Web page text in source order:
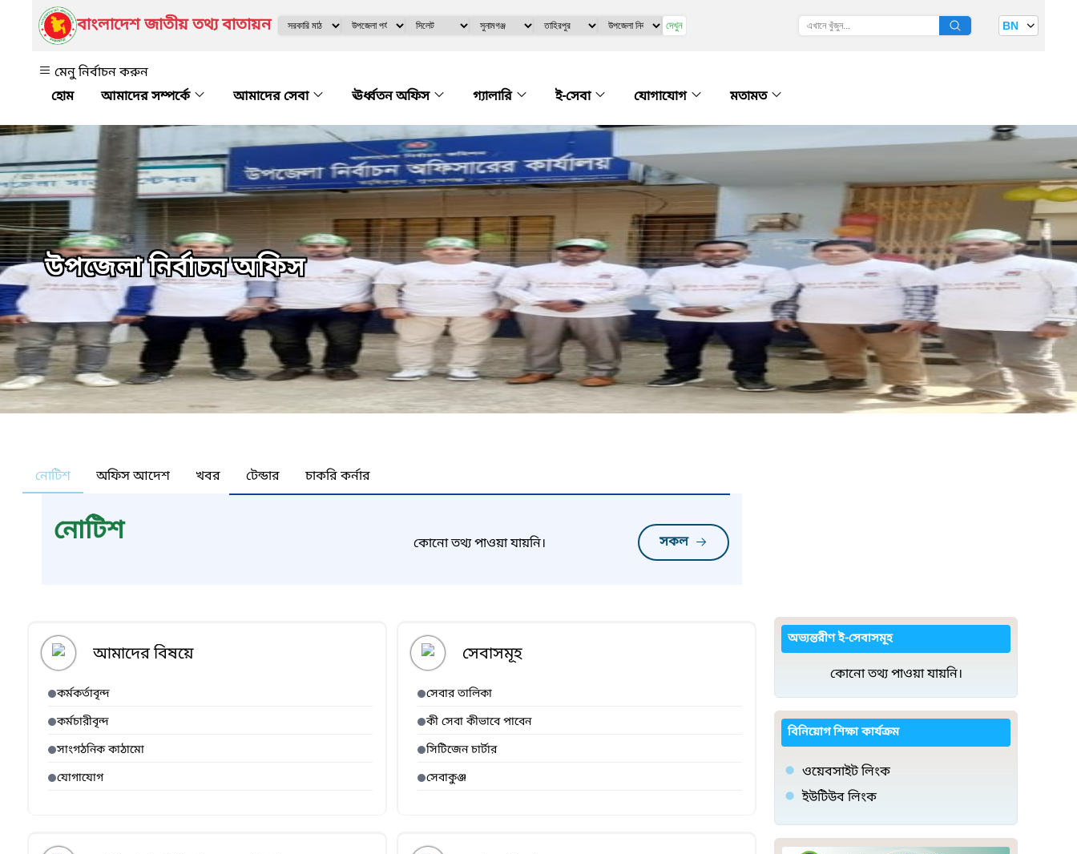
বাংলাদেশ জাতীয় তথ্য বাতায়ন দেখুন BN
মেনু নির্বাচন করুন
আমাদের সম্পর্কে
আমাদের সেবা ঊর্ধ্বতন অফিস গ্যালারি ই-সেবা যোগাযোগ মতামত
উপজেলা নির্বাচন অফিস
নোটিশ অফিস আদেশ খবর টেন্ডার চাকরি কর্নার
নোটিশ সকল
কোনো তথ্য পাওয়া যায়নি।
আমাদের বিষয়ে
কর্মকর্তাবৃন্দ
কর্মচারীবৃন্দ
সাংগঠনিক কাঠামো
যোগাযোগ
সেবাসমূহ
সেবার তালিকা
কী সেবা কীভাবে পাবেন
সিটিজেন চার্টার
সেবাকুঞ্জ
অভ্যন্তরীণ ই-সেবাসমূহ
কোনো তথ্য পাওয়া যায়নি।
বিনিয়োগ শিক্ষা কার্যক্রম
ওয়েবসাইট লিংক
ইউটিউব লিংক